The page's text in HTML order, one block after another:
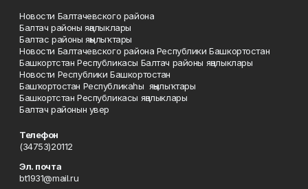
Новости Балтачевского района
Балтач районы яңалыклары
Балтас районы яңылыҡтары
Новости Балтачевского района Республики Башкортостан
Башкортстан Республикасы Балтач районы яңалыклары
Новости Республики Башкортостан
Башҡортостан Республикаһы яңылыҡтары
Башкортстан Республикасы яңалыклары
Балтач районын увер
Телефон
(34753)20112
Эл. почта
bt1931@mail.ru